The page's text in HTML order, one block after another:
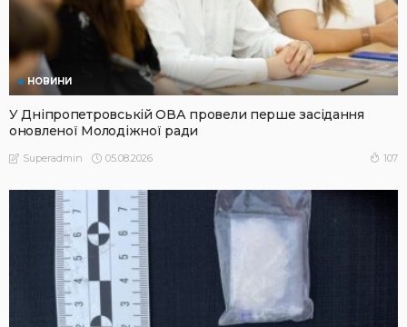
НОВИНИ
У Дніпропетровській ОВА провели перше засідання
оновленої Молодіжної ради
Superadmin 05.08.2026 107